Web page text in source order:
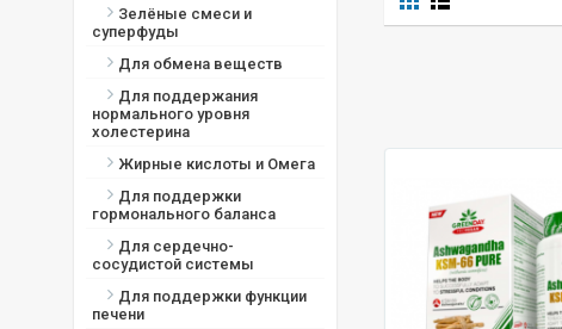
Зелёные смеси и
суперфуды
Для обмена веществ
Для поддержания
нормального уровня
холестерина
Жирные кислоты и Омега
Для поддержки
гормонального баланса
Для сердечно-
сосудистой системы
Для поддержки функции
печени